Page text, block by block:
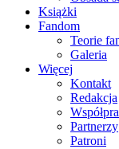
Książki
Fandom
Teorie
Galeria
Więcej
Kontakt
Redakcja
Partnerzy
Patroni